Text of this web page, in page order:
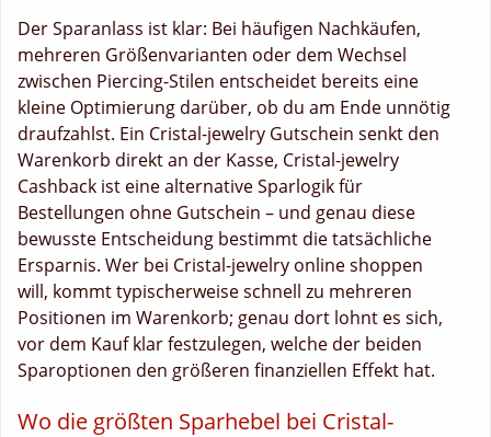
Der Sparanlass ist klar: Bei häufigen Nachkäufen,
mehreren Größenvarianten oder dem Wechsel
zwischen Piercing-Stilen entscheidet bereits eine
kleine Optimierung darüber, ob du am Ende unnötig
draufzahlst. Ein Cristal-jewelry Gutschein senkt den
Warenkorb direkt an der Kasse, Cristal-jewelry
Cashback ist eine alternative Sparlogik für
Bestellungen ohne Gutschein – und genau diese
bewusste Entscheidung bestimmt die tatsächliche
Ersparnis. Wer bei Cristal-jewelry online shoppen
will, kommt typischerweise schnell zu mehreren
Positionen im Warenkorb; genau dort lohnt es sich,
vor dem Kauf klar festzulegen, welche der beiden
Sparoptionen den größeren finanziellen Effekt hat.
Wo die größten Sparhebel bei Cristal-